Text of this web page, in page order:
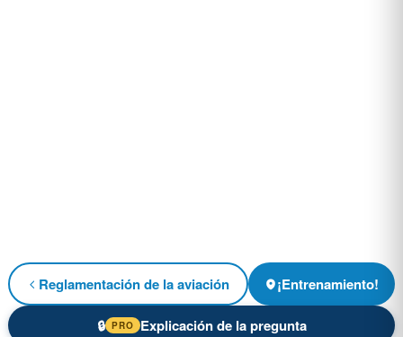
Reglamentación de la aviación ¡Entrenamiento!
🔒 PRO Explicación de la pregunta